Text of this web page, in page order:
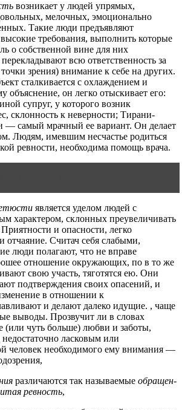
возникает у людей упрямых,
мелочных, эмоционально
Такие люди предъявляют
требования, вы­полнить которые
о собственной вине для них
всю ответственность за
зрения) внимание к себе на других.
сталкивается с охлаждением и
объясне­ние, он легко отыскивает его:
супруг, у кото­рого возник
склонность к неверности; Тирани­
— самый мрачный ее вариант. Он делает
Людям, имевшим несчастье родиться
ревности, необходима помощь врача.
является уделом людей с
характером, склонных преувеличивать
и опасности, легко
отчаяние. Считач себя слабыми,
люди полагают, что не вправе
отношение окружающих, по в то же
свою участь, тяготятся ею. Они
подтверждения своих опасений, и
в отношении к
и делают далеко идущие. , чаще
выводы. Прозвучит ли в словах
(или чуть больше) любви и заботы,
не­достаточно ласковым или
человек необходимого ему внимания —
различаются так называемые обращен­
ревность,